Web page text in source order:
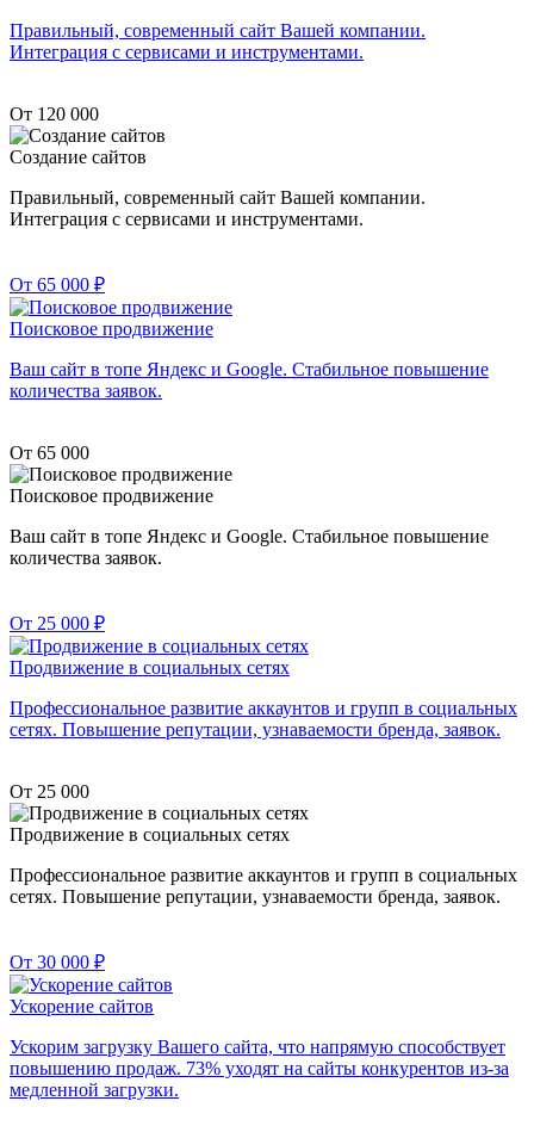
Правильный, современный сайт Вашей компании.
Интеграция с сервисами и инструментами.
От 120 000
Создание сайтов
Правильный, современный сайт Вашей компании.
Интеграция с сервисами и инструментами.
От 65 000 ₽
Поисковое продвижение
Ваш сайт в топе Яндекс и Google. Стабильное повышение
количества заявок.
От 65 000
Поисковое продвижение
Ваш сайт в топе Яндекс и Google. Стабильное повышение
количества заявок.
От 25 000 ₽
Продвижение в социальных сетях
Профессиональное развитие аккаунтов и групп в социальных
сетях. Повышение репутации, узнаваемости бренда, заявок.
От 25 000
Продвижение в социальных сетях
Профессиональное развитие аккаунтов и групп в социальных
сетях. Повышение репутации, узнаваемости бренда, заявок.
От 30 000 ₽
Ускорение сайтов
Ускорим загрузку Вашего сайта, что напрямую способствует
повышению продаж. 73% уходят на сайты конкурентов из-за
медленной загрузки.